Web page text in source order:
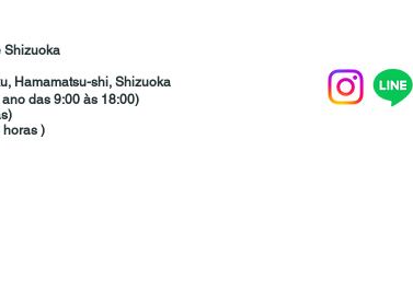
Shizuoka
Hamamatsu-shi, Shizuoka
das 9:00 às 18:00)
horas )